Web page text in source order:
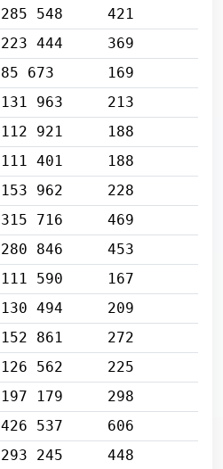
285 548
421
223 444
369
85 673
169
131 963
213
112 921
188
111 401
188
153 962
228
315 716
469
280 846
453
111 590
167
130 494
209
152 861
272
126 562
225
197 179
298
426 537
606
293 245
448